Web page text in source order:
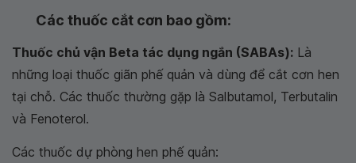
Các thuốc cắt cơn bao gồm:
Thuốc chủ vận Beta tác dụng ngắn (SABAs): Là
những loại thuốc giãn phế quản và dùng để cắt cơn hen
tại chỗ. Các thuốc thường gặp là Salbutamol, Terbutalin
và Fenoterol.
Các thuốc dự phòng hen phế quản: